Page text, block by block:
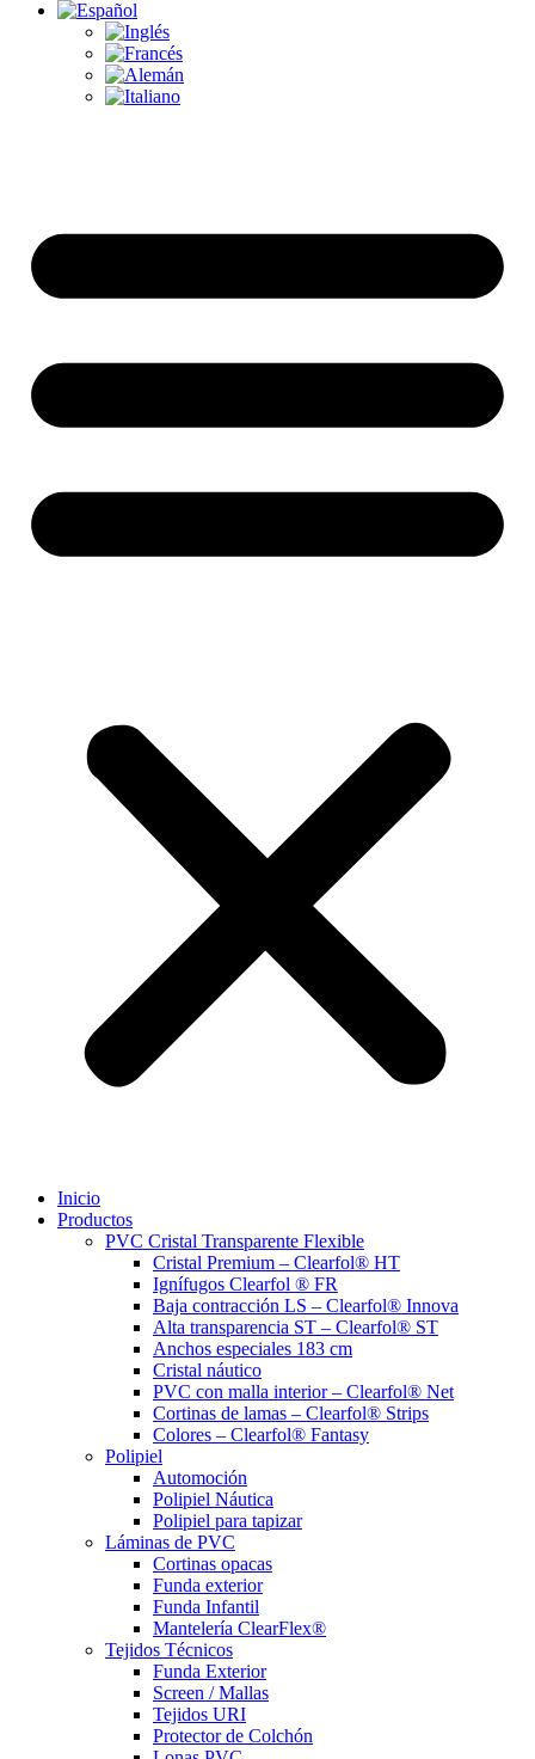
Inicio
Productos
PVC Cristal Transparente Flexible
Cristal Premium – Clearfol® HT
Ignífugos Clearfol ® FR
Baja contracción LS – Clearfol® Innova
Alta transparencia ST – Clearfol® ST
Anchos especiales 183 cm
Cristal náutico
PVC con malla interior – Clearfol® Net
Cortinas de lamas – Clearfol® Strips
Colores – Clearfol® Fantasy
Polipiel
Automoción
Polipiel Náutica
Polipiel para tapizar
Láminas de PVC
Cortinas opacas
Funda exterior
Funda Infantil
Mantelería ClearFlex®
Tejidos Técnicos
Funda Exterior
Screen / Mallas
Tejidos URI
Protector de Colchón